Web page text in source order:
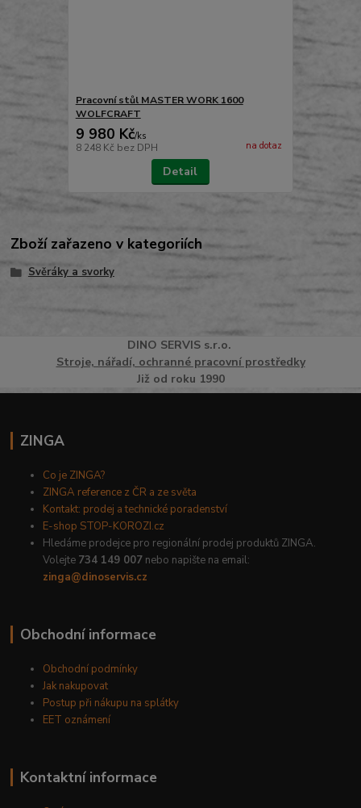
Pracovní stůl MASTER WORK 1600
WOLFCRAFT
9 980 Kč/ks
8 248 Kč bez DPH na dotaz
Detail
Zboží zařazeno v kategoriích
Svěráky a svorky
DINO SERVISs.r.o.
Stroje, nářadí, ochranné pracovní prostředky
Již od roku 1990
ZINGA
Co je ZINGA?
ZINGA reference z ČR a ze světa
Kontakt: prodej a technické poradenství
E-shop STOP-KOROZI.cz
Hledáme prodejce pro regionální prodej produktů ZINGA.
Volejte 734 149 007 nebo napište na email:
zinga@dinoservis.cz
Obchodní informace
Obchodní podmínky
Jak nakupovat
Postup při nákupu na splátky
EET oznámení
Kontaktní informace